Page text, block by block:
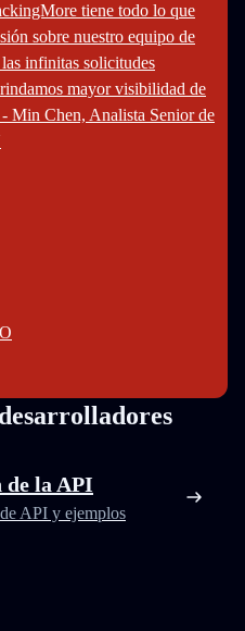
tiene todo lo que
sobre nuestro equipo de
infinitas solicitudes
mayor visibilidad de
Min Chen, Analista Senior de
de la API
API y ejemplos